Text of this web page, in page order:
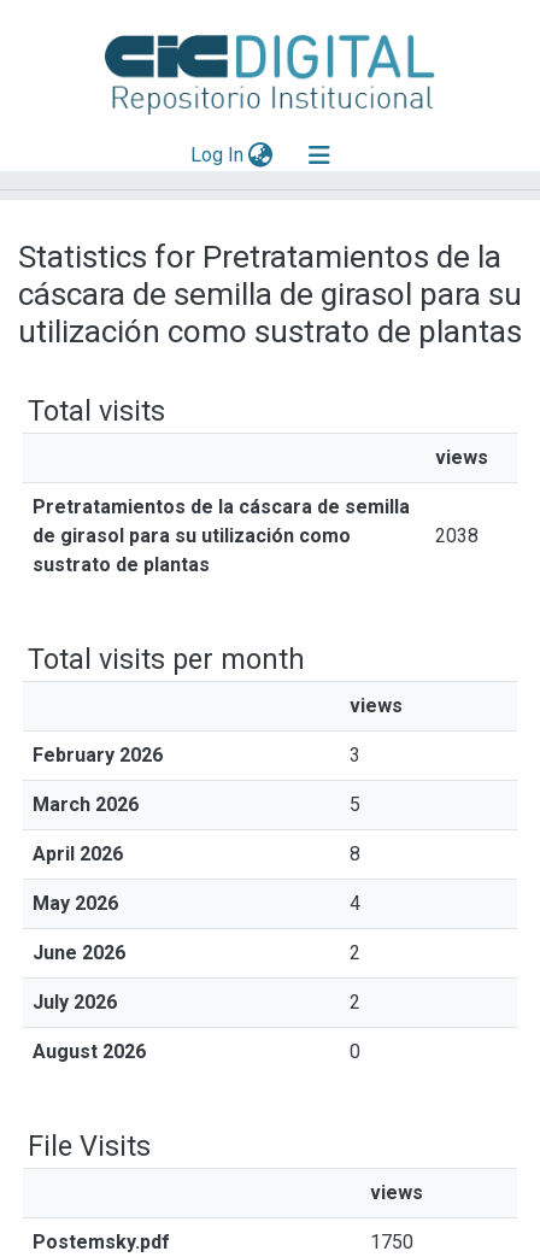
Log In(current)
Mas información
Aportar material
Statistics for Pretratamientos de la
cáscara de semilla de girasol para su
utilización como sustrato de plantas
Total visits
views
Pretratamientos de la cáscara de semilla
de girasol para su utilización como
sustrato de plantas
2038
Total visits per month
views
February 2026 3
March 2026 5
April 2026 8
May 2026 4
June 2026 2
July 2026 2
August 2026 0
File Visits
views
Postemsky.pdf 1750